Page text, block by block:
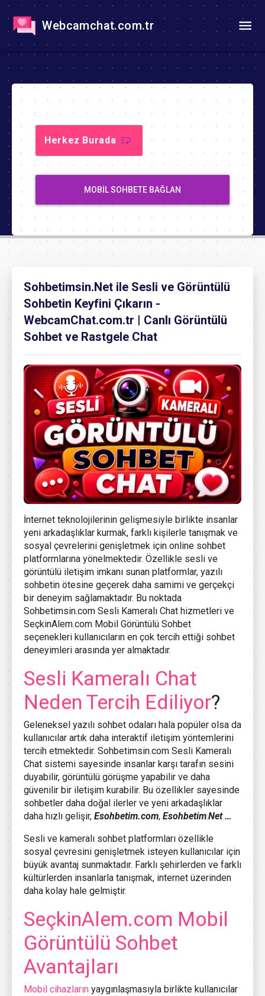
Webcamchat.com.tr
Herkez Burada
MOBIL SOHBETE BAĞLAN
Sohbetimsin.Net ile Sesli ve Görüntülü
Sohbetin Keyfini Çıkarın -
WebcamChat.com.tr | Canlı Görüntülü
Sohbet ve Rastgele Chat
İnternet teknolojilerinin gelişmesiyle birlikte insanlar
yeni arkadaşlıklar kurmak, farklı kişilerle tanışmak ve
sosyal çevrelerini genişletmek için online sohbet
platformlarına yönelmektedir. Özellikle sesli ve
görüntülü iletişim imkanı sunan platformlar, yazılı
sohbetin ötesine geçerek daha samimi ve gerçekçi
bir deneyim sağlamaktadır. Bu noktada
Sohbetimsin.com Sesli Kameralı Chat hizmetleri ve
SeçkinAlem.com Mobil Görüntülü Sohbet
seçenekleri kullanıcıların en çok tercih ettiği sohbet
deneyimleri arasında yer almaktadır.
Sesli Kameralı Chat
Neden Tercih Ediliyor?
Geleneksel yazılı sohbet odaları hala popüler olsa da
kullanıcılar artık daha interaktif iletişim yöntemlerini
tercih etmektedir. Sohbetimsin.com Sesli Kameralı
Chat sistemi sayesinde insanlar karşı tarafın sesini
duyabilir, görüntülü görüşme yapabilir ve daha
güvenilir bir iletişim kurabilir. Bu özellikler sayesinde
sohbetler daha doğal ilerler ve yeni arkadaşlıklar
daha hızlı gelişir, Esohbetim.com, Esohbetim.Net …
Sesli ve kameralı sohbet platformları özellikle
sosyal çevresini genişletmek isteyen kullanıcılar için
büyük avantaj sunmaktadır. Farklı şehirlerden ve farklı
kültürlerden insanlarla tanışmak, internet üzerinden
daha kolay hale gelmiştir.
SeçkinAlem.com Mobil
Görüntülü Sohbet
Avantajları
Mobil cihazların yaygınlaşmasıyla birlikte kullanıcılar